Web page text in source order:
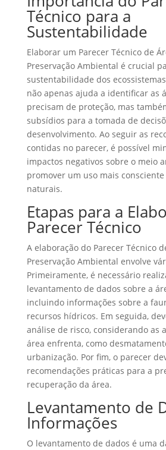
Técnico para a
Sustentabilidade
Elaborar um Parecer Técnico de
Preservação Ambiental é crucial
sustentabilidade dos
não apenas ajuda a identificar as
precisam de proteção, mas
subsídios para a tomada de
desenvolvimento. Ao seguir as
contidas no parecer, é possível
impactos negativos sobre o meio
promover um uso mais
naturais.
Etapas para a
Parecer Técnico
A elaboração do Parecer Técnico
Preservação Ambiental envolve
Primeiramente, é necessário
levantamento de dados sobre a
incluindo informações sobre a
recursos hídricos. Em seguida,
análise de risco, considerando as
área enfrenta, como
urbanização. Por fim, o parecer
recomendações práticas para a
recuperação da área.
Levantamento de
Informações
O levantamento de dados é uma